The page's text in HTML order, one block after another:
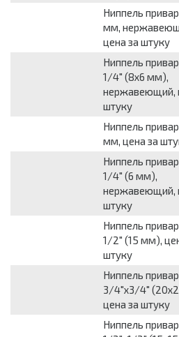
Ниппель
мм,
цена за штуку
Ниппель
1/4" (8х6 мм),
нержавеющий,
штуку
Ниппель
мм, цена за
Ниппель
1/4" (6 мм),
нержавеющий,
штуку
Ниппель
1/2" (15 мм),
штуку
Ниппель
3/4"х3/4"
цена за штуку
Ниппель